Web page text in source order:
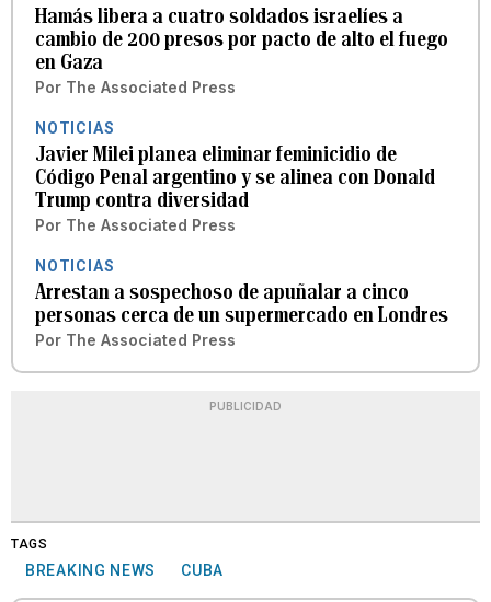
Hamás libera a cuatro soldados israelíes a
cambio de 200 presos por pacto de alto el fuego
en Gaza
Por The Associated Press
NOTICIAS
Javier Milei planea eliminar feminicidio de
Código Penal argentino y se alinea con Donald
Trump contra diversidad
Por The Associated Press
NOTICIAS
Arrestan a sospechoso de apuñalar a cinco
personas cerca de un supermercado en Londres
Por The Associated Press
PUBLICIDAD
TAGS
BREAKING NEWS CUBA